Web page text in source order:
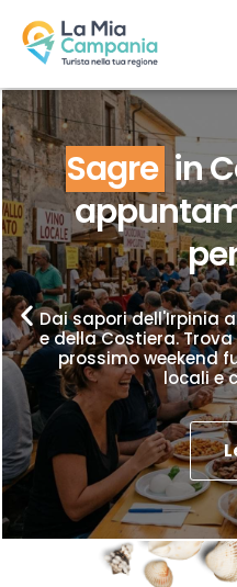
Sagre in
Dai sapori dell'Irpinia
e della Costiera.
prossimo weekend
locali e